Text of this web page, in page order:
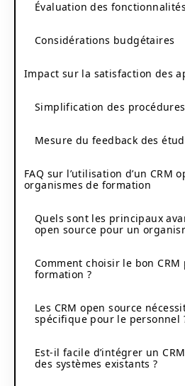
Évaluation des fonctionnalités
Considérations budgétaires
Impact sur la satisfaction des
Simplification des
Mesure du feedback des
FAQ sur l’utilisation d’un CRM
organismes de formation
Quels sont les principaux
open source pour un
Comment choisir le bon
formation ?
Les CRM open source
spécifique pour le personnel
Est-il facile d’intégrer un
des systèmes existants ?